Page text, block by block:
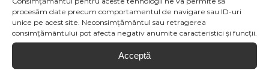
procesăm date precum comportamentul de navigare sau ID-uri
unice pe acest site. Neconsimțământul sau retragerea
consimțământului pot afecta negativ anumite caracteristici și funcții.
Acceptă
Pin This Product
Email This
Product